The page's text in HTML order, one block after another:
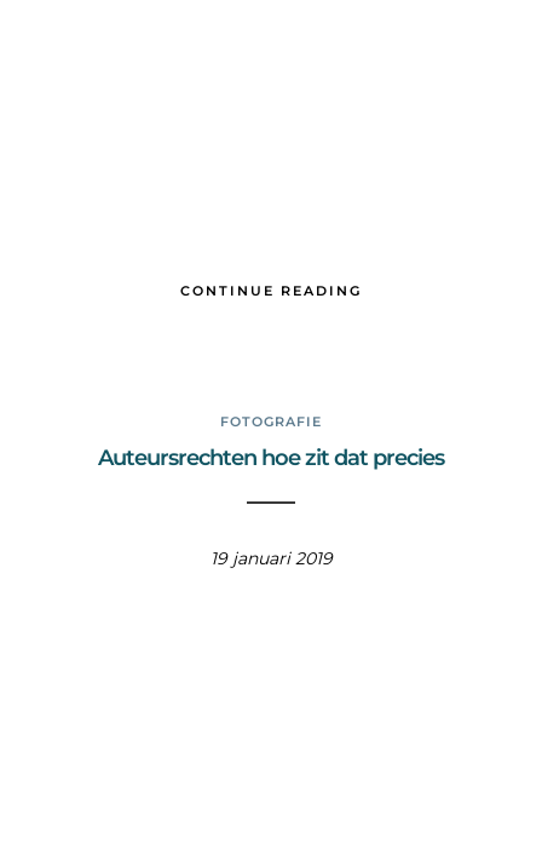
CONTINUE READING
FOTOGRAFIE
Auteursrechten hoe zit dat precies
19 januari 2019